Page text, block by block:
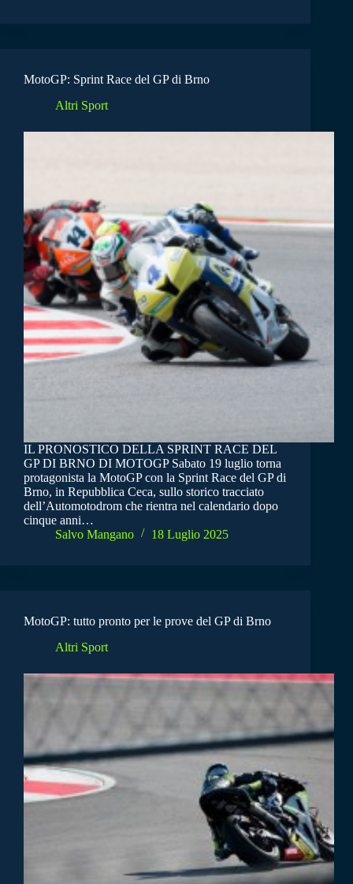
MotoGP: Sprint Race del GP di Brno
Altri Sport
IL PRONOSTICO DELLA SPRINT RACE DEL
GP DI BRNO DI MOTOGP Sabato 19 luglio torna
protagonista la MotoGP con la Sprint Race del GP di
Brno, in Repubblica Ceca, sullo storico tracciato
dell’Automotodrom che rientra nel calendario dopo
cinque anni…
Salvo Mangano
18 Luglio 2025
MotoGP: tutto pronto per le prove del GP di Brno
Altri Sport